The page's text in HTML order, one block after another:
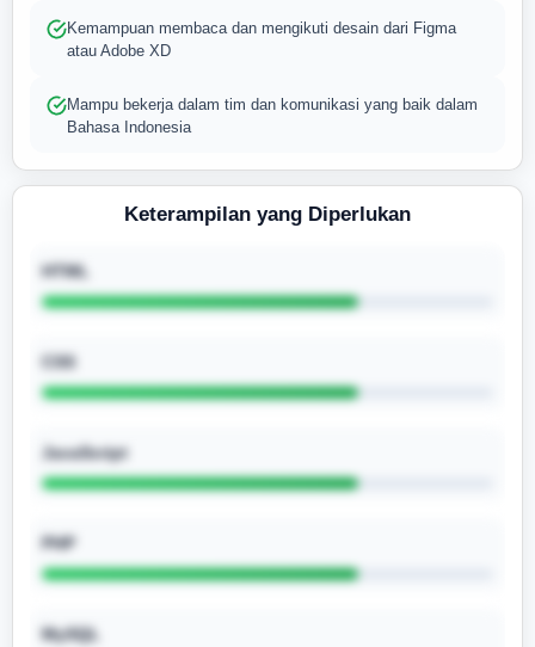
Kemampuan membaca dan mengikuti desain dari Figma
atau Adobe XD
Mampu bekerja dalam tim dan komunikasi yang baik dalam
Bahasa Indonesia
Keterampilan yang Diperlukan
HTML
CSS
JavaScript
PHP
MySQL